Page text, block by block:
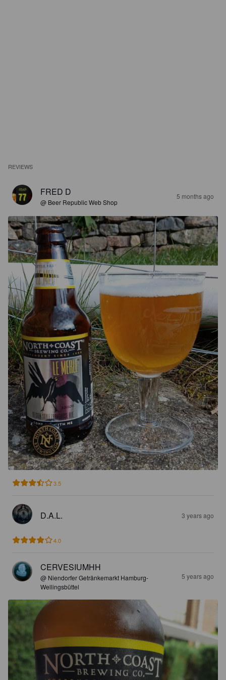
REVIEWS
FRED D
@ Beer Republic Web Shop
5 months ago
3.5
D.A.L. 3 years ago
4.0
CERVESIUMHH
@ Niendorfer Getränkemarkt Hamburg-
Wellingsbüttel
5 years ago